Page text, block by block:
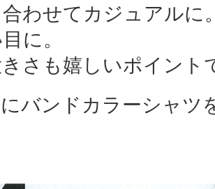
わせてカジュアルに
に。
さも嬉しいポイン
バンドカラーシャツ